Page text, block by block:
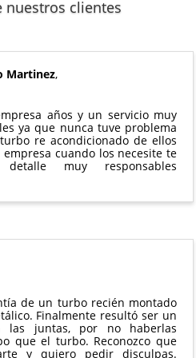
a continuación).
aire acondicionado.
cumplen con la legislación
la fecha de entrega.
haber sido montado ni
su
nuestros clientes
Martinez,
años y un servicio muy
ya que nunca tuve problema
re acondicionado de ellos
cuando los necesite te
muy responsables
de un turbo recién montado
Finalmente resultó ser un
las juntas, por no haberlas
que el turbo. Reconozco que
y quiero pedir disculpas.